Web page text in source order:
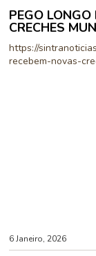
PEGO LONGO
CRECHES
https://
recebem-novas-
6 Janeiro, 2026